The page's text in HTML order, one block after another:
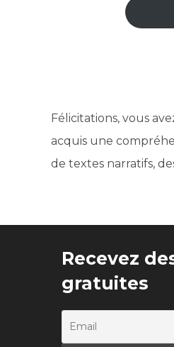
Félicitations, vous
acquis une
de textes narratifs,
Recevez
gratuites